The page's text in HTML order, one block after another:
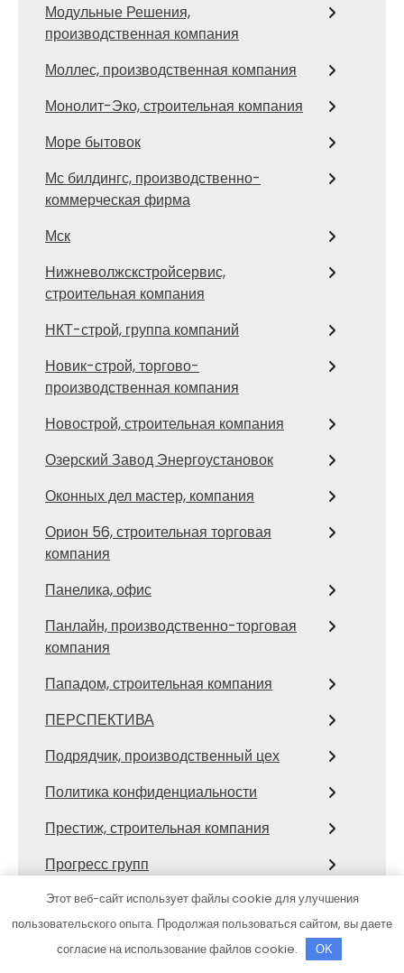
Модульные Решения,
производственная компания
Моллес, производственная компания
Монолит-Эко, строительная компания
Море бытовок
Мс билдингс, производственно-
коммерческая фирма
Мск
Нижневолжскстройсервис,
строительная компания
НКТ-строй, группа компаний
Новик-строй, торгово-
производственная компания
Новострой, строительная компания
Озерский Завод Энергоустановок
Оконных дел мастер, компания
Орион 56, строительная торговая
компания
Панелика, офис
Панлайн, производственно-торговая
компания
Пападом, строительная компания
ПЕРСПЕКТИВА
Подрядчик, производственный цех
Политика конфиденциальности
Престиж, строительная компания
Прогресс групп
Прогресс, ООО, торгово-
производственная компания
Прогрессстройгрупп, строительная
Этот веб-сайт использует файлы cookie для улучшения
пользовательского опыта. Продолжая пользоваться сайтом, вы даете
согласие на использование файлов cookie.
OK